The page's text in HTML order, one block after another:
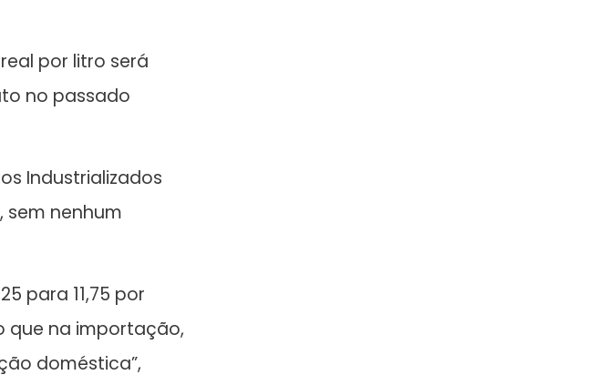
por litro será
no passado
Industrializados
nenhum
para 11,75 por
que na importação,
doméstica”,